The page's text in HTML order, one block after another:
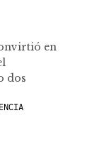
en
dos